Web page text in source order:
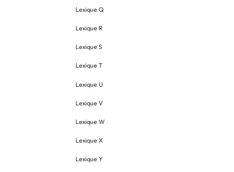
Lexique Q
Lexique R
Lexique S
Lexique T
Lexique U
Lexique V
Lexique W
Lexique X
Lexique Y